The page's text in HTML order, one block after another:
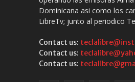
Dominicana asi como los
LibreTv; junto al periodico
Contact us:
Contact us:
Contact us: